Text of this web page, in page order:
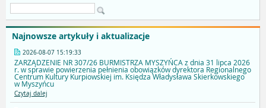
Najnowsze artykuły i aktualizacje
2026-08-07 15:19:33
ZARZĄDZENIE NR 307/26 BURMISTRZA MYSZYŃCA z dnia 31 lipca 2026
r. w sprawie powierzenia pełnienia obowiązków dyrektora Regionalnego
Centrum Kultury Kurpiowskiej im. Księdza Władysława Skierkowskiego
w Myszyńcu
Czytaj dalej